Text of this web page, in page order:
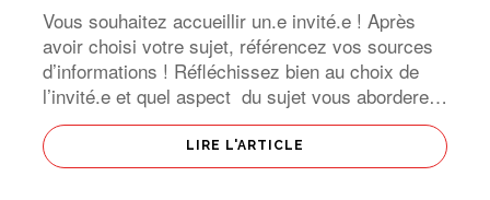
Vous souhaitez accueillir un.e invité.e ! Après
avoir choisi votre sujet, référencez vos sources
d’informations ! Réfléchissez bien au choix de
l’invité.e et quel aspect du sujet vous aborderez
avec ielc’est la notion d’angle ! Une interview
commence par la présentation […]
LIRE L'ARTICLE